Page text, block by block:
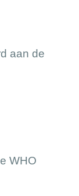
aan de
WHO